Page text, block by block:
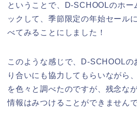
ということで、D-SCHOOLのホー
ックして、季節限定の年始セール
べてみることにしました！
このような感じで、D-SCHOOLの
り合いにも協力してもらいながら
を色々と調べたのですが、残念な
情報はみつけることができませんで